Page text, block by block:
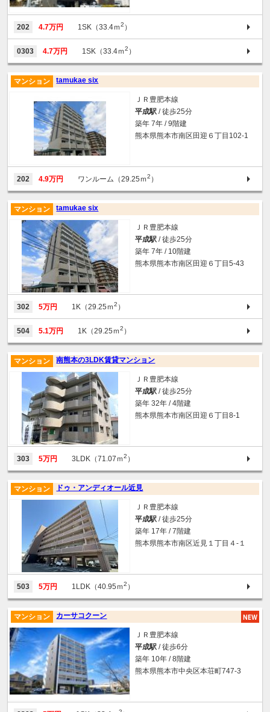
202 4.7万円 1SK（33.4ｍ2 ）
0303 4.7万円 1SK（33.4ｍ2 ）
tamukae six
マンション
ＪＲ豊肥本線
平成駅 / 徒歩25分
築年 7年 / 9階建
熊本県熊本市南区田迎６丁目102-1
202 4.9万円 ワンルーム（29.25ｍ2 ）
tamukae six
マンション
ＪＲ豊肥本線
平成駅 / 徒歩25分
築年 7年 / 10階建
熊本県熊本市南区田迎６丁目5-43
302 5万円 1K（29.25ｍ2 ）
504 5.1万円 1K（29.25ｍ2 ）
南熊本の3LDK賃貸マンション
マンション
ＪＲ豊肥本線
平成駅 / 徒歩25分
築年 32年 / 4階建
熊本県熊本市南区田迎６丁目8-1
303 5万円 3LDK（71.07ｍ2 ）
ドゥ・アンディオール近見
マンション
ＪＲ豊肥本線
平成駅 / 徒歩25分
築年 17年 / 7階建
熊本県熊本市南区近見１丁目４-１
503 5万円 1LDK（40.95ｍ2 ）
カーサコクーン
マンション
ＪＲ豊肥本線
平成駅 / 徒歩6分
築年 10年 / 8階建
熊本県熊本市中央区本荘町747-3